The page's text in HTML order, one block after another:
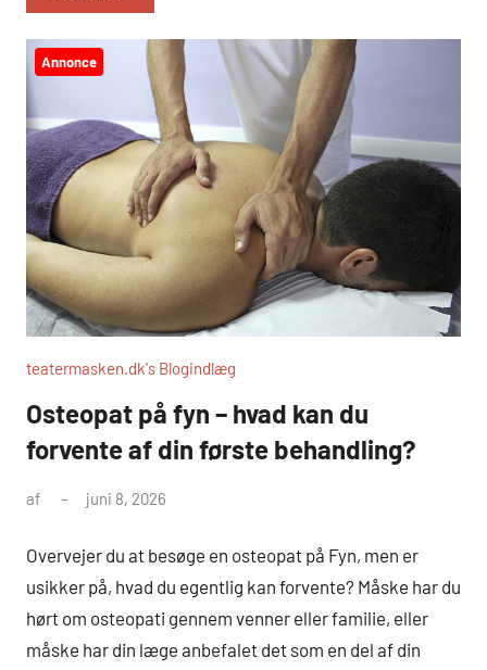
Annonce
teatermasken.dk's Blogindlæg
Osteopat på fyn – hvad kan du
forvente af din første behandling?
af juni 8, 2026
Overvejer du at besøge en osteopat på Fyn, men er
usikker på, hvad du egentlig kan forvente? Måske har du
hørt om osteopati gennem venner eller familie, eller
måske har din læge anbefalet det som en del af din